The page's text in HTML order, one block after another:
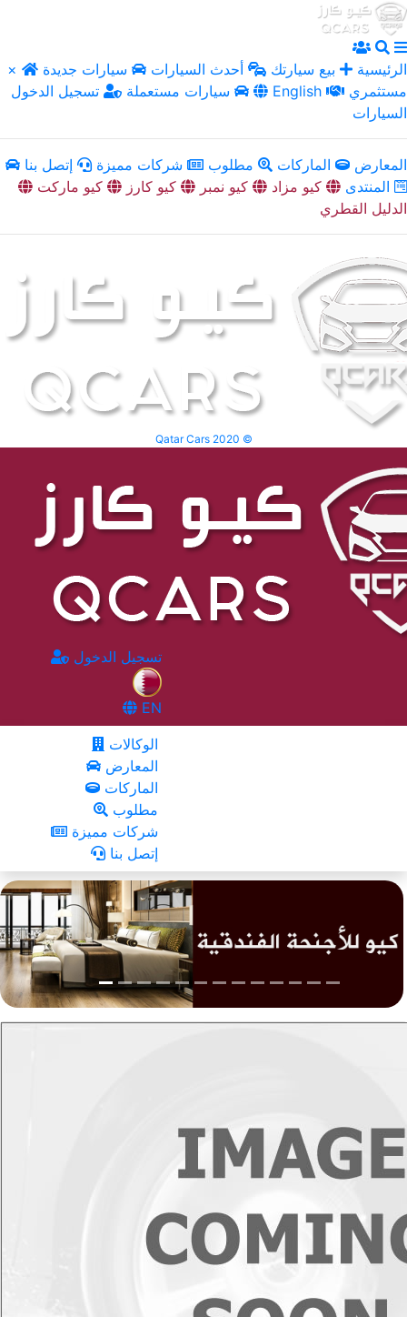
× الرئيسية بيع سيارتك أحدث السيارات
سيارات جديدة
سيارات مستعملة
تسجيل الدخول English
السيارات
المعارض الماركات مطلوب شركات مميزة
إتصل بنا
المنتدى
كيو مزاد كيو نمبر كيو كارز
كيو ماركت
الدليل القطري
Qatar Cars 2020 ©
تسجيل الدخول
EN
الوكالات
المعارض
الماركات
مطلوب
شركات مميزة
إتصل بنا